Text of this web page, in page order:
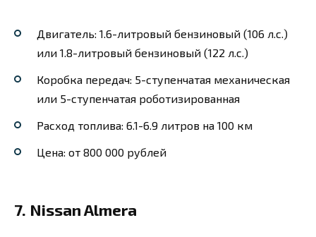
Двигатель: 1.6-литровый бензиновый (106 л.с.)
или 1.8-литровый бензиновый (122 л.с.)
Коробка передач: 5-ступенчатая механическая
или 5-ступенчатая роботизированная
Расход топлива: 6.1-6.9 литров на 100 км
Цена: от 800 000 рублей
7. Nissan Almera